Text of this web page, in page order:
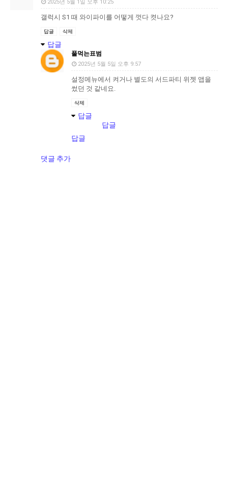
2025년 5월 1일 오후 10:25
갤럭시 S1 때 와이파이를 어떻게 껏다 켯나요?
답글 삭제
답글
풀먹는표범
2025년 5월 5일 오후 9:57
설정메뉴에서 켜거나 별도의 서드파티 위젯 앱을
썼던 것 같네요.
삭제
답글
답글
답글
댓글 추가